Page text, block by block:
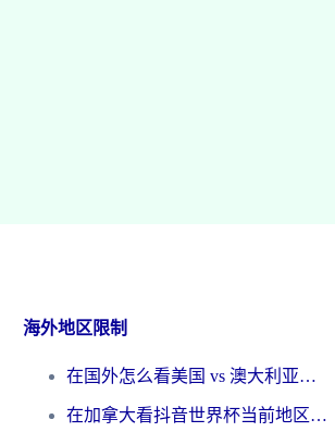
海外地区限制
在国外怎么看美国 vs 澳大利亚世界杯直播？海外党必藏的中文解说观赛指南
在加拿大看抖音世界杯当前地区不可播放？海外党体育观赛终极指南